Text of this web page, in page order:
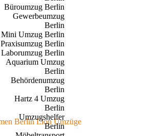
Büroumzug Berlin
Gewerbeumzug
Berlin
Mini Umzug Berlin
Praxisumzug Berlin
Laborumzug Berlin
Aquarium Umzug
Berlin
Behördenumzug
Berlin
Hartz 4 Umzug
Berlin
Umzugshelfer
Berlin